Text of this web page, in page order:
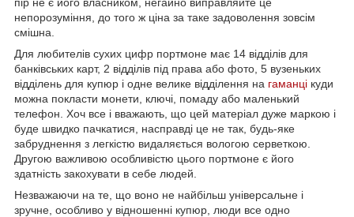
непорозуміння, до того ж ціна за таке задоволення зовсім
смішна.
Для любителів сухих цифр портмоне має 14 відділів для
банківських карт, 2 відділів під права або фото, 5 вузеньких
відділень для купюр і одне велике відділення на гаманці куди
можна покласти монети, ключі, помаду або маленький
телефон. Хоч все і вважають, що цей матеріал дуже маркою і
буде швидко пачкатися, насправді це не так, будь-яке
забруднення з легкістю видаляється вологою серветкою.
Другою важливою особливістю цього портмоне є його
здатність закохувати в себе людей.
Незважаючи на те, що воно не найбільш універсальне і
зручне, особливо у відношенні купюр, люди все одно